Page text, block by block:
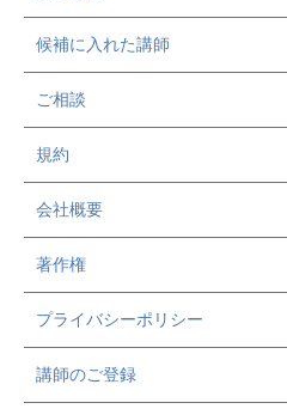
候補に入れた講師
ご相談
規約
会社概要
著作権
プライバシーポリシー
講師のご登録